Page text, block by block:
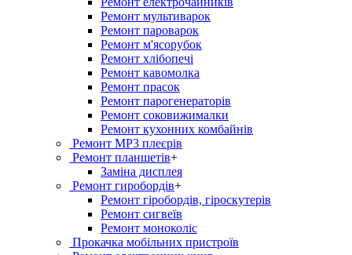
Ремонт мультиварок
Ремонт пароварок
Ремонт м'ясорубок
Ремонт хлiбопечi
Ремонт кавомолка
Ремонт прасок
Ремонт парогенераторiв
Ремонт соковижималки
Ремонт кухонних комбайнів
Ремонт MP3 плеєрів
Ремонт планшетів+
Заміна дисплея
Ремонт гиробордiв+
Ремонт гіробордів, гіроскутерів
Ремонт сигвеїв
Ремонт моноколіс
Прокачка мобільних пристроїв